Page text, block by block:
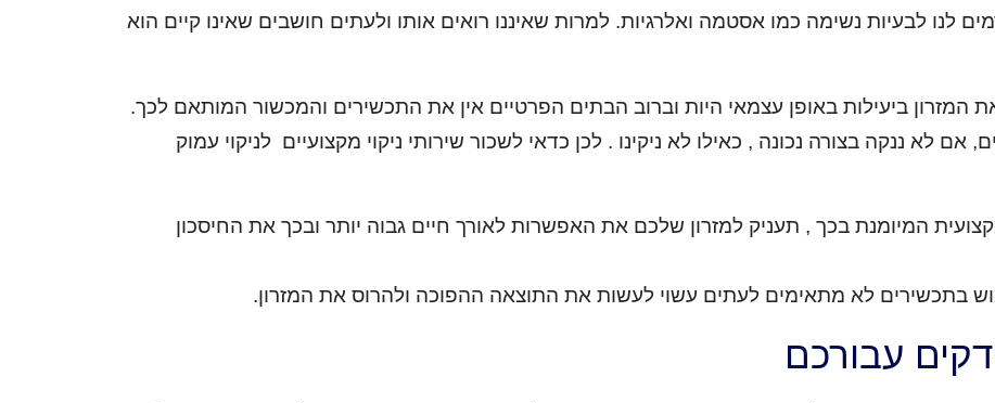
לנו לבעיות נשימה כמו אסטמה ואלרגיות. למרות שאיננו רואים אותו ולעתים חושבים שאינו קיים הוא
המזרון ביעילות באופן עצמאי היות וברוב הבתים הפרטיים אין את התכשירים והמכשור המותאם לכך.
לא ננקה בצורה נכונה , כאילו לא ניקינו . לכן כדאי לשכור שירותי ניקוי מקצועיים לניקוי עמוק
המיומנת בכך , תעניק למזרון שלכם את האפשרות לאורך חיים גבוה יותר ובכך את החיסכון
בתכשירים לא מתאימים לעתים עשוי לעשות את התוצאה ההפוכה ולהרוס את המזרון.
עבורכם